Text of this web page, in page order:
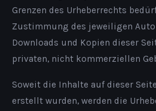
Grenzen des Urheberrechts
Zustimmung des jeweiligen
Downloads und Kopien dieser
privaten, nicht kommerziellen
Soweit die Inhalte auf dieser
erstellt wurden, werden die